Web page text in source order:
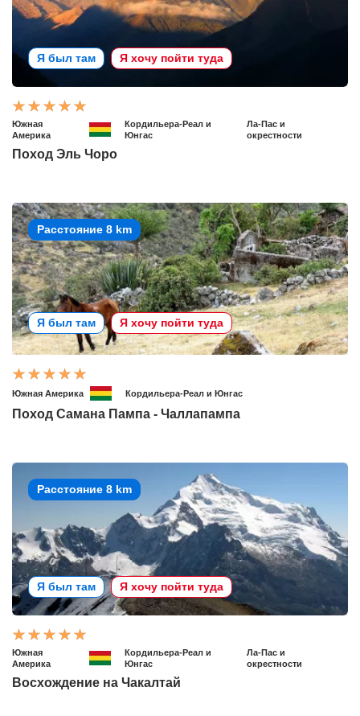
Я был там Я хочу пойти туда
Южная
Америка
Кордильера-Реал и
Юнгас
Ла-Пас и
окрестности
Поход Эль Чоро
Расстояние 8 km
Я был там Я хочу пойти туда
Южная Америка Кордильера-Реал и Юнгас
Поход Самана Пампа - Чаллапампа
Расстояние 8 km
Я был там Я хочу пойти туда
Южная
Америка
Кордильера-Реал и
Юнгас
Ла-Пас и
окрестности
Восхождение на Чакалтай